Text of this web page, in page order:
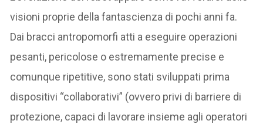
visioni proprie della fantascienza di pochi anni fa.
Dai bracci antropomorfi atti a eseguire operazioni
pesanti, pericolose o estremamente precise e
comunque ripetitive, sono stati sviluppati prima
dispositivi “collaborativi” (ovvero privi di barriere di
protezione, capaci di lavorare insieme agli operatori